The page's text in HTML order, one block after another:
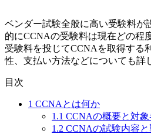
ベンダー試験全般に高い受験料が
的にCCNAの受験料は現在どの程
受験料を投じてCCNAを取得する
性、支払い方法などについても詳
目次
1 CCNAとは何か
1.1 CCNAの概要と対象
1.2 CCNAの試験内容